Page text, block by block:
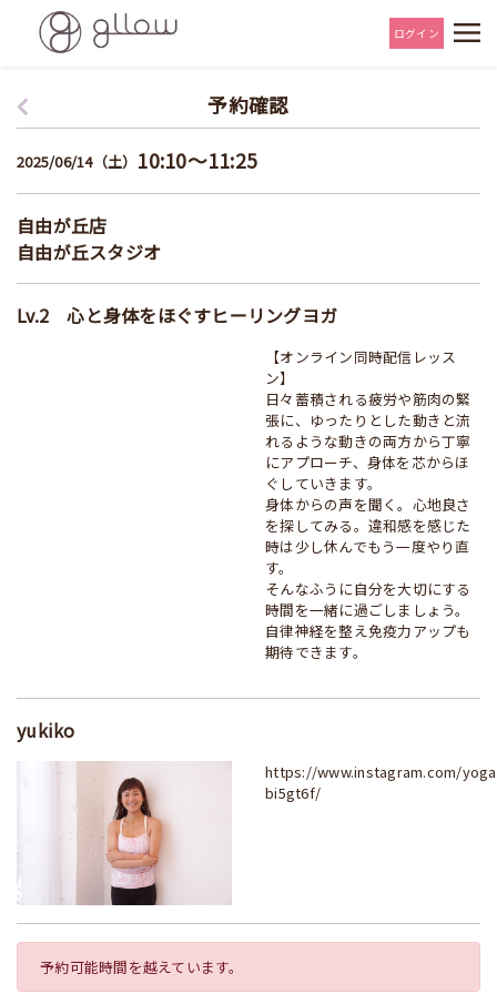
ログイン
予約確認
2025/06/14（土） 10:10～11:25
自由が丘店
自由が丘スタジオ
Lv.2 心と身体をほぐすヒーリングヨガ
【オンライン同時配信レッス
ン】
日々蓄積される疲労や筋肉の緊
張に、ゆったりとした動きと流
れるような動きの両方から丁寧
にアプローチ、身体を芯からほ
ぐしていきます。
身体からの声を聞く。心地良さ
を探してみる。違和感を感じた
時は少し休んでもう一度やり直
す。
そんなふうに自分を大切にする
時間を一緒に過ごしましょう。
自律神経を整え免疫力アップも
期待できます。
yukiko
https://www.instagram.com/
bi5gt6f/
予約可能時間を越えています。